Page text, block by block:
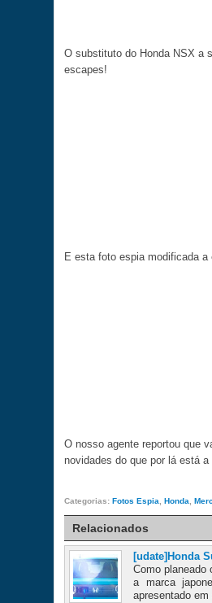
O substituto do Honda NSX a
escapes!
E esta foto espia modificada
O nosso agente reportou que
novidades do que por lá está
Categorias: Fotos Espia Honda
Relacionados
[udate]Honda
Como planeado
a marca
apresentado